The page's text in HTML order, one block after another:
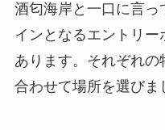
酒匂海岸と一口に言っ
インとなるエントリ
あります。それぞれ
合わせて場所を選びま